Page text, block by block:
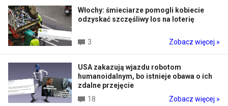
Włochy: śmieciarze pomogli kobiecie
odzyskać szczęśliwy los na loterię
3 Zobacz więcej »
USA zakazują wjazdu robotom
humanoidalnym, bo istnieje obawa o ich
zdalne przejęcie
18
Zobacz więcej »